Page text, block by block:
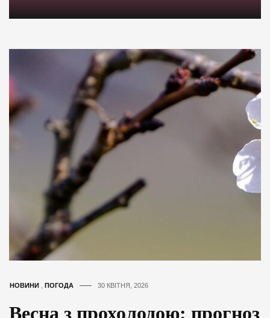
НОВИНИ ПОГОДА 30 КВІТНЯ, 2026
Весна з прохолодою: прогноз